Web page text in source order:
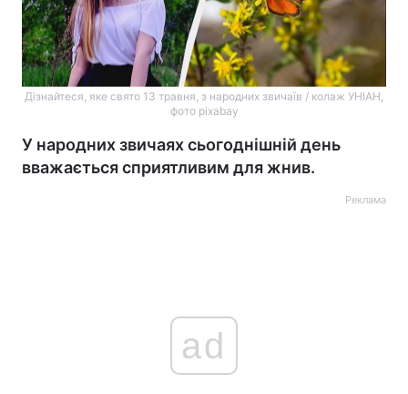
Дізнайтеся, яке свято 13 травня, з народних звичаїв / колаж УНІАН,
фото pixabay
У народних звичаях сьогоднішній день
вважається сприятливим для жнив.
Реклама
ad